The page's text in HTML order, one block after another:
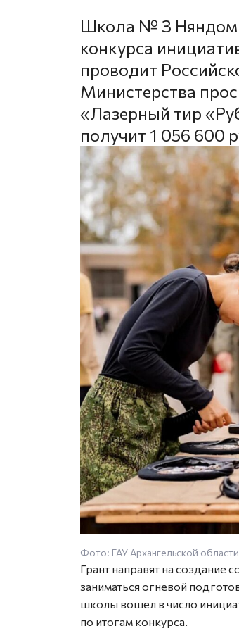
Школа № 3 Няндомы
конкурса
проводит
Министерства
«Лазерный тир
получит 1 056 600
Фото: ГАУ Архангельской
Грант направят на создание
заниматься огневой
школы вошел в число
по итогам конкурса.